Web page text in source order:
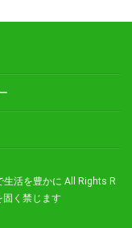
生活を豊かに All Rights R
固く禁じます